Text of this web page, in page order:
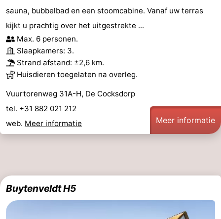
sauna, bubbelbad en een stoomcabine. Vanaf uw terras
kijkt u prachtig over het uitgestrekte ...
Max. 6 personen.
Slaapkamers: 3.
Strand afstand: ±2,6 km.
Huisdieren toegelaten na overleg.
Vuurtorenweg 31A-H, De Cocksdorp
tel. +31 882 021 212
web. Meer informatie Meer informatie
Buytenveldt H5